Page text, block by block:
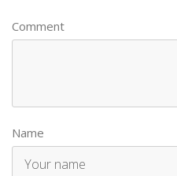
Comment
Name